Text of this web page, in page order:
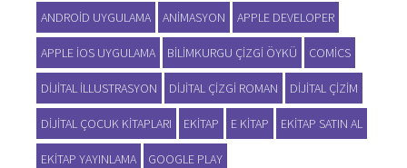
ANDROID UYGULAMA ANIMASYON APPLE DEVELOPER
APPLE IOS UYGULAMA BILIMKURGU ÇIZGI ÖYKÜ COMICS
DIJITAL ILLUSTRASYON DIJITAL ÇIZGI ROMAN DIJITAL ÇIZIM
DIJITAL ÇOCUK KITAPLARI EKITAP E KITAP EKITAP SATIN AL
EKITAP YAYINLAMA GOOGLE PLAY